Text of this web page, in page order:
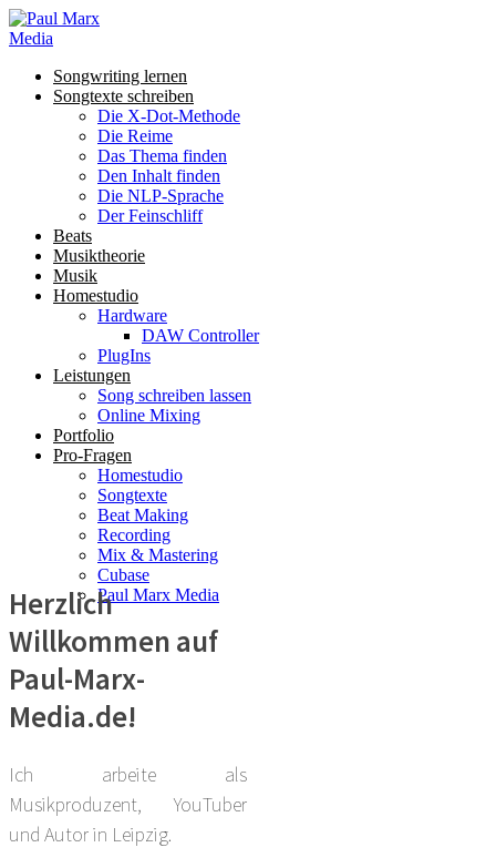
Songwriting lernen
Songtexte schreiben
Die X-Dot-Methode
Die Reime
Das Thema finden
Den Inhalt finden
Die NLP-Sprache
Der Feinschliff
Beats
Musiktheorie
Musik
Homestudio
Hardware
DAW Controller
PlugIns
Leistungen
Song schreiben lassen
Online Mixing
Portfolio
Pro-Fragen
Homestudio
Songtexte
Beat Making
Recording
Mix & Mastering
Cubase
Paul Marx Media
Herzlich
Willkommen auf
Paul-Marx-
Media.de!
Ich arbeite als
Musikproduzent, YouTuber
und Autor in Leipzig.